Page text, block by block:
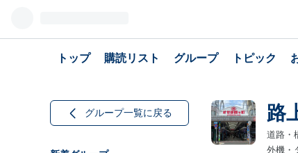
トップ 購読リスト グループ トピック
グループ一覧に戻る 路
道路・
外機・